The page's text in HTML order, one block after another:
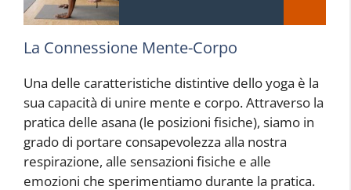
La Connessione Mente-Corpo
Una delle caratteristiche distintive dello yoga è la
sua capacità di unire mente e corpo. Attraverso la
pratica delle asana (le posizioni fisiche), siamo in
grado di portare consapevolezza alla nostra
respirazione, alle sensazioni fisiche e alle
emozioni che sperimentiamo durante la pratica.